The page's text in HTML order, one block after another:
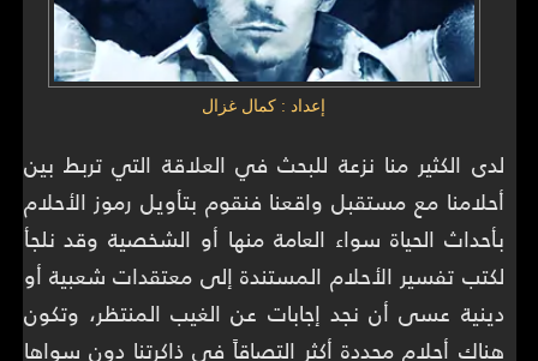
إعداد : كمال غزال
لدى الكثير منا نزعة للبحث في العلاقة التي تربط بين
أحلامنا مع مستقبل واقعنا فنقوم بتأويل رموز الأحلام
بأحداث الحياة سواء العامة منها أو الشخصية وقد نلجأ
لكتب تفسير الأحلام المستندة إلى معتقدات شعبية أو
دينية عسى أن نجد إجابات عن الغيب المنتظر، وتكون
هناك أحلام محددة أكثر التصاقاً في ذاكرتنا دون سواها